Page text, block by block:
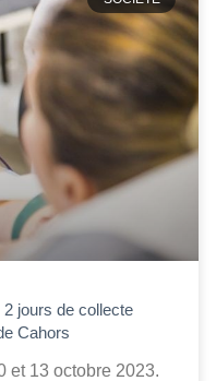
jours de collecte
Cahors
et 13 octobre 2023.